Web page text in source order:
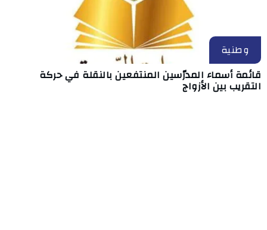
وطنية
قائمة أسماء المدرّسين المنتفعين بالنقلة في حركة
التقريب بين الأزواج